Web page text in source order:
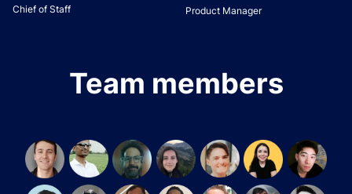
Chief of Staff Product Manager
Team members